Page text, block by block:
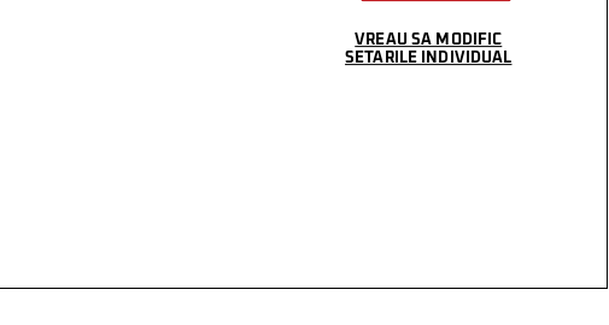
VREAU SA MODIFIC
SETARILE INDIVIDUAL